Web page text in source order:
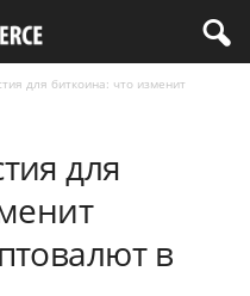
для биткоина: что изменит
для
в